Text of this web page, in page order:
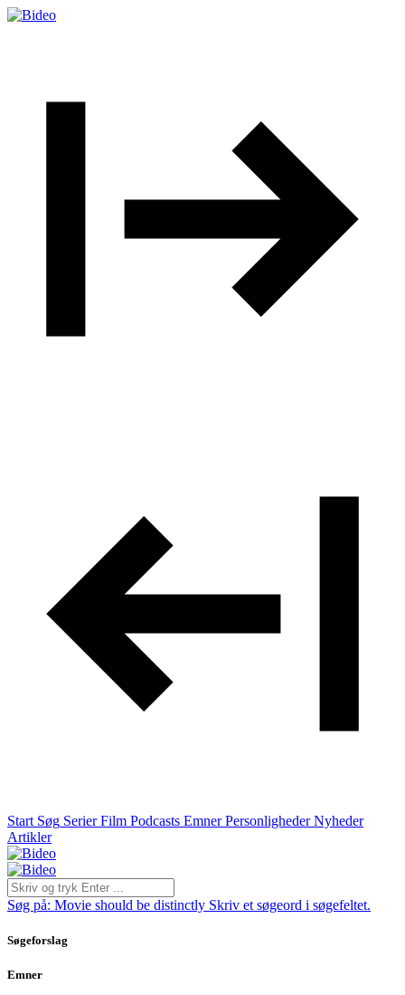
Start Søg Serier Film Podcasts Emner Personligheder Nyheder
Artikler
Søg på: Movie should be distinctly Skriv et søgeord i søgefeltet.
Søgeforslag
Emner